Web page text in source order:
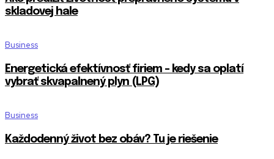
skladovej hale
Business
Energetická efektívnosť firiem – kedy sa oplatí
vybrať skvapalnený plyn (LPG)
Business
Každodenný život bez obáv? Tu je riešenie